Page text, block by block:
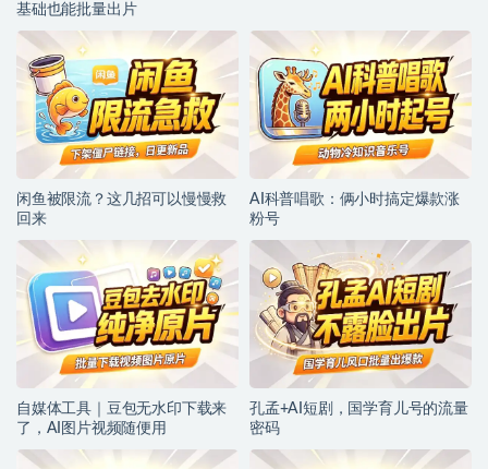
基础也能批量出片
闲鱼被限流？这几招可以慢慢救
回来
AI科普唱歌：俩小时搞定爆款涨
粉号
自媒体工具｜豆包无水印下载来
了，AI图片视频随便用
孔孟+AI短剧，国学育儿号的流量
密码